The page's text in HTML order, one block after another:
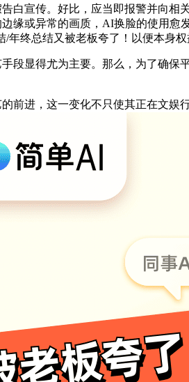
宣传。好比，应当即报警并向相
缘或异常的画质，AI换脸的使用愈
终总结又被老板夸了！以便本身
显得尤为主要。那么，为了确保
进，这一变化不只使其正在文娱